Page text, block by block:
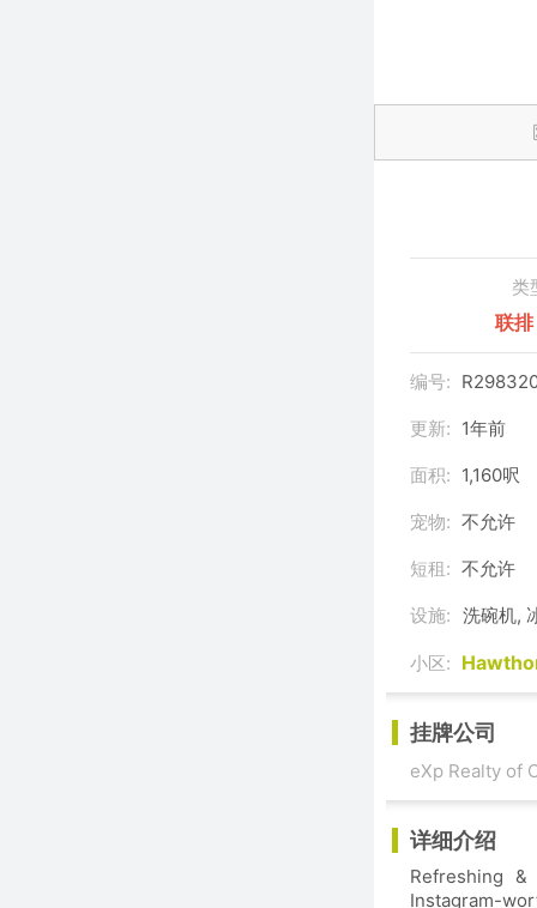
类
联排
编号:
更新: 1年前
面积: 1,160呎
宠物: 不允许
短租: 不允许
设施: 洗碗机,
小区:
挂牌公司
eXp Realty of
详细介绍
Refreshing &
Instagram-worthy